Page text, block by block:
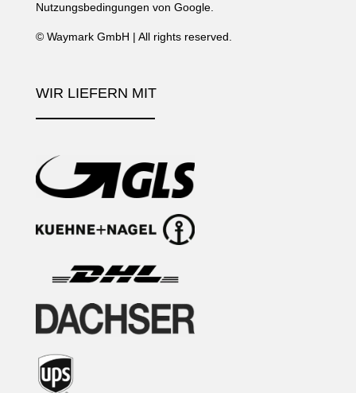
WIR LIEFERN MIT
Nutzungsbedingungen von Google.
© Waymark GmbH | All rights reserved.